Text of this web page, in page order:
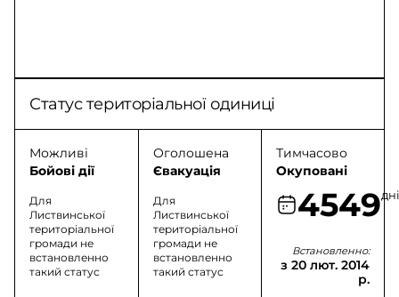
Статус територіальної одиниці
Можливі
Бойові дії
Для
Листвинської
територіальної
громади не
встановленно
такий статус
Оголошена
Євакуація
Для
Листвинської
територіальної
громади не
встановленно
такий статус
Тимчасово
Окуповані
4549
Встановленно:
з 20 лют. 2014
р.